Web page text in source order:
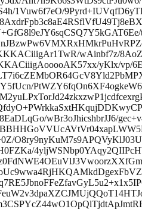
1Vuw6f7eO/
wAinbf7z/
yKlx/vp/
wBr3oJhicshbrJJ6/